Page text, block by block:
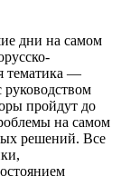
дни на самом
тематика —
руководством
пройдут до
на самом
решений. Все